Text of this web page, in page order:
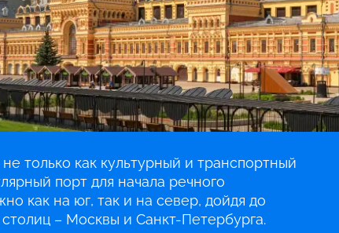
только как культурный и транспортный
порт для начала речного
как на юг, так и на север, дойдя до
– Москвы и Санкт-Петербурга.